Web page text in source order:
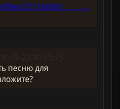
21116065/______...
песню для